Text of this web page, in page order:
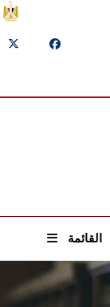
القائمة